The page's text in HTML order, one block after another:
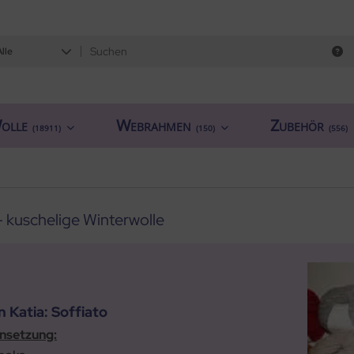
(18911) Webrahmen (150) Zubehör (556)
kuschelige Winterwolle
Katia: Soffiato